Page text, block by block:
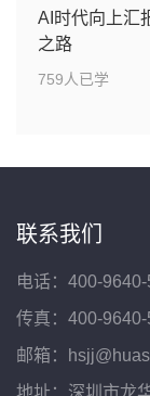
AI时代向上汇
之路
759人已学
联系我们
电话：400-
传真：400-
邮箱：